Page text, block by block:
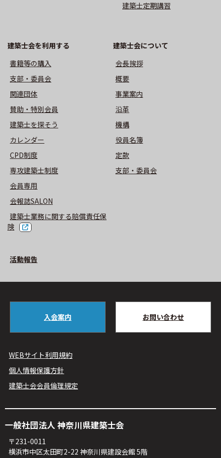
建築士定期講習
建築士会を利用する
書籍等の購⼊
⽀部・委員会
関連団体
賛助・特別会員
建築士を探そう
カレンダー
CPD制度
専攻建築士制度
会員専用
会報誌SALON
建築士業務に関する賠償責任保
険
建築⼠会について
会長挨拶
概要
事業案内
沿革
機構
役員名簿
定款
⽀部・委員会
活動報告
入会案内 お問い合わせ
WEBサイト利⽤規約
個人情報保護方針
建築⼠会会員倫理規定
⼀般社団法⼈ 神奈川県建築⼠会
〒231-0011
横浜市中区太⽥町2-22 神奈川県建設会館 5階